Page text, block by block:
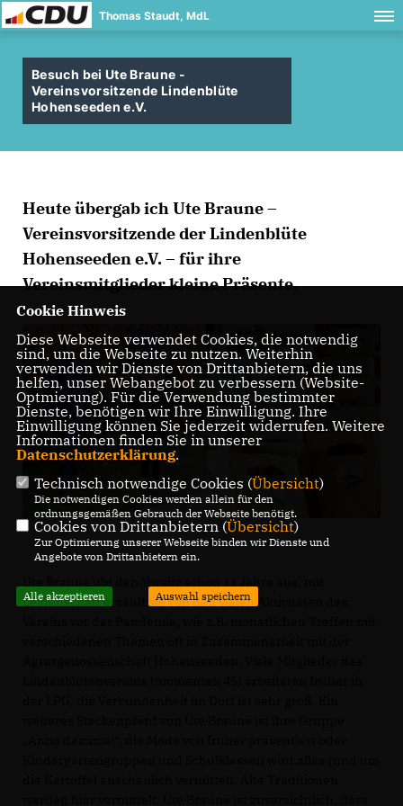
Thomas Staudt, MdL
Besuch bei Ute Braune -
Vereinsvorsitzende Lindenblüte
Hohenseeden e.V.
Heute übergab ich Ute Braune –
Vereinsvorsitzende der Lindenblüte
Hohenseeden e.V. – für ihre
Vereinsmitglieder kleine Präsente.
Leidenschaft erzählt sie von den vielen Aktivitäten des
Cookie Hinweis
Diese Webseite verwendet Cookies, die notwendig
sind, um die Webseite zu nutzen. Weiterhin
verwenden wir Dienste von Drittanbietern, die uns
helfen, unser Webangebot zu verbessern (Website-
Optmierung). Für die Verwendung bestimmter
Dienste, benötigen wir Ihre Einwilligung. Ihre
Einwilligung können Sie jederzeit widerrufen. Weitere
Informationen finden Sie in unserer
Datenschutzerklärung.
Technisch notwendige Cookies (Übersicht)
Die notwendigen Cookies werden allein für den
ordnungsgemäßen Gebrauch der Webseite benötigt.
Cookies von Drittanbietern (Übersicht)
Zur Optimierung unserer Webseite binden wir Dienste und
Angebote von Drittanbietern ein.
Alle akzeptieren Auswahl speichern